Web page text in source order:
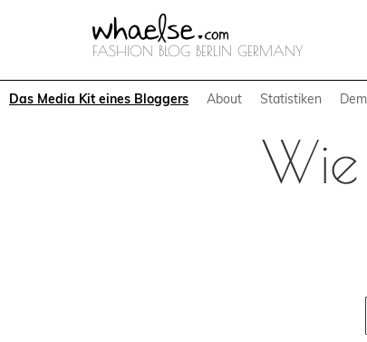
FASHION BLOG BERLIN GERMANY
Das Media Kit eines Bloggers About Statistiken